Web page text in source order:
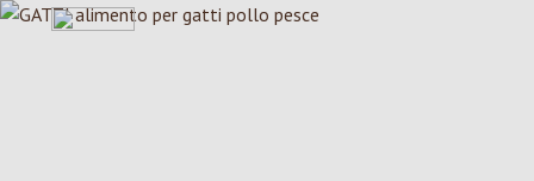
Salta la galleria di immagini